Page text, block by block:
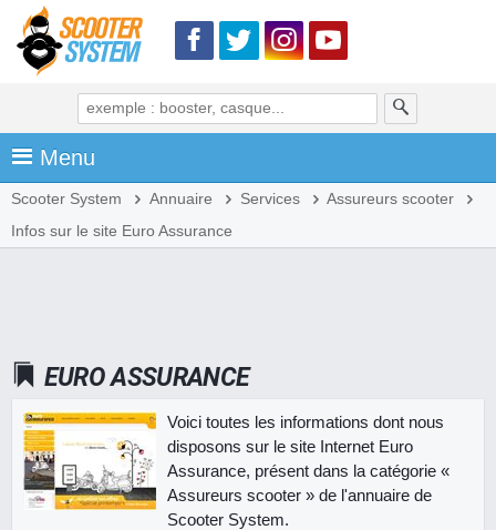
Menu
Scooter System Annuaire Services
Assureurs scooter
Infos sur le site Euro Assurance
EURO ASSURANCE
Voici toutes les informations dont nous
disposons sur le site Internet Euro
Assurance, présent dans la catégorie «
Assureurs scooter » de l'annuaire de
Scooter System.